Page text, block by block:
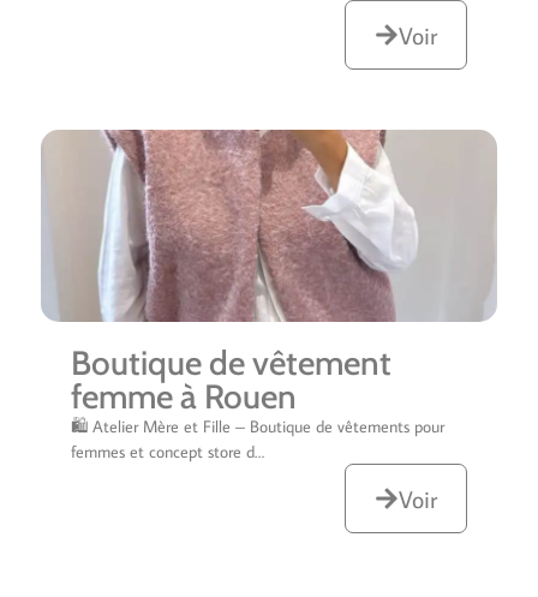
Voir
Boutique de vêtement
femme à Rouen
🛍️ Atelier Mère et Fille – Boutique de vêtements pour
femmes et concept store d…
Voir